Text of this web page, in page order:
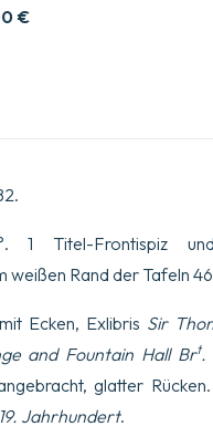
€
1 Titel-Frontispiz
weißen Rand der Tafeln 46
Ecken, Exlibris Sir
and Fountain Hall Brt.
glatter
Jahrhundert.